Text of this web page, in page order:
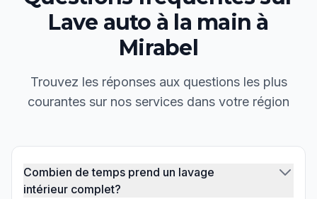
Lave auto à la main à
Mirabel
Trouvez les réponses aux questions les plus
courantes sur nos services dans votre région
Combien de temps prend un lavage
intérieur complet?